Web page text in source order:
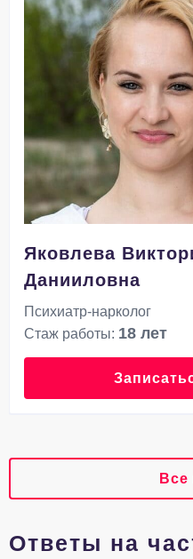
Яковлева
Данииловна
Психиатр-нарколог
Стаж работы: 18 лет
Все
Ответы на